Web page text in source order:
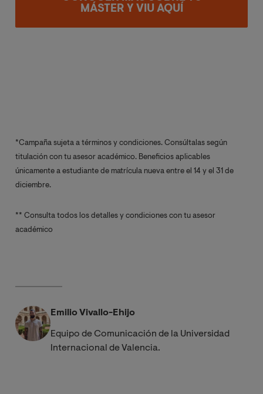
MÁSTER Y VIU AQUÍ
*Campaña sujeta a términos y condiciones. Consúltalas según
titulación con tu asesor académico. Beneficios aplicables
únicamente a estudiante de matrícula nueva entre el 14 y el 31 de
diciembre.
** Consulta todos los detalles y condiciones con tu asesor
académico
Emilio Vivallo-Ehijo
Equipo de Comunicación de la Universidad
Internacional de Valencia.